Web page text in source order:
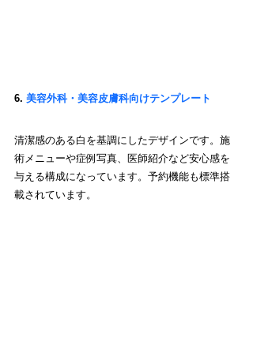
6. 美容外科・美容皮膚科向けテンプレート
清潔感のある白を基調にしたデザインです。施
術メニューや症例写真、医師紹介など安心感を
与える構成になっています。予約機能も標準搭
載されています。